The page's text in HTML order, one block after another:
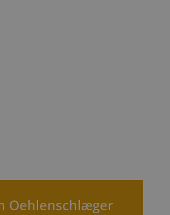
Oehlenschlæger